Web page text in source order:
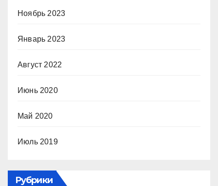
Ноябрь 2023
Январь 2023
Август 2022
Июнь 2020
Май 2020
Июль 2019
Рубрики